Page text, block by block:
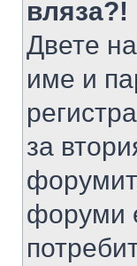
вляза?!
Двете
име и
за
форуми